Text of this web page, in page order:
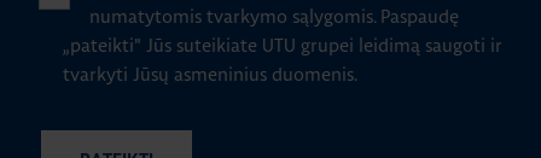
numatytomis tvarkymo sąlygomis. Paspaudę
„pateikti" Jūs suteikiate UTU grupei leidimą saugoti ir
tvarkyti Jūsų asmeninius duomenis.